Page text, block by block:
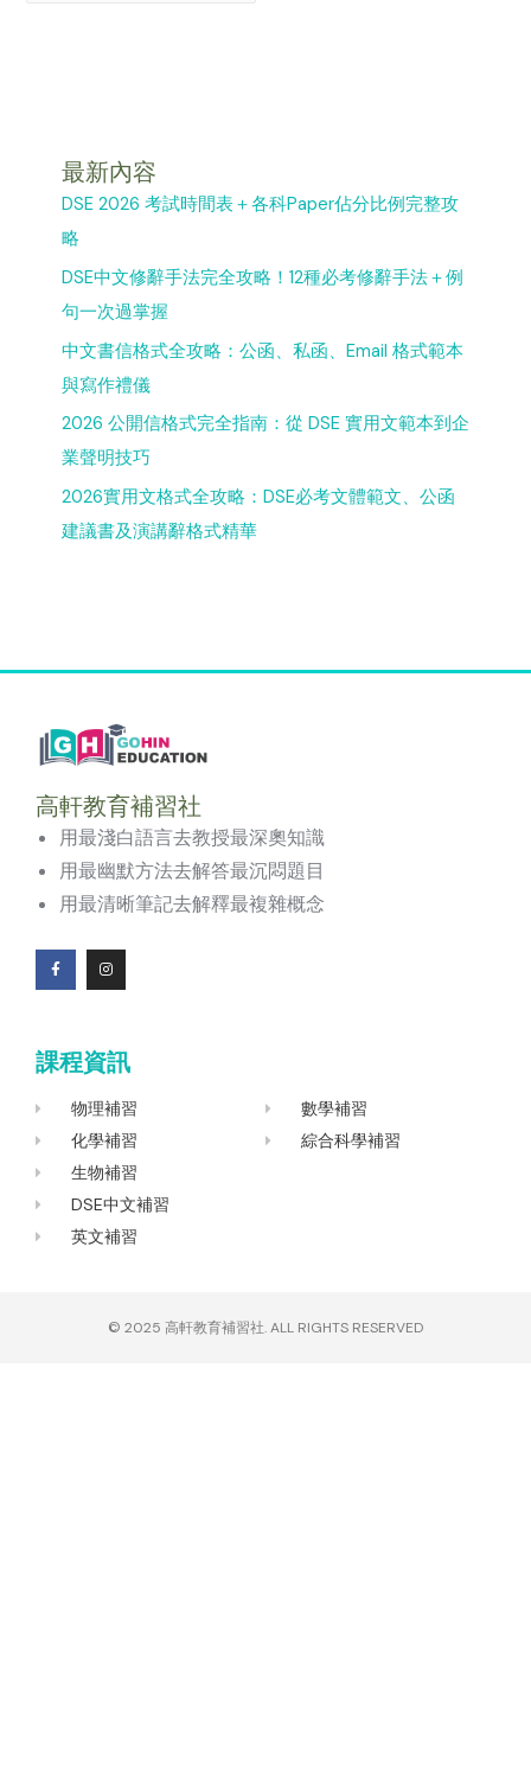
最新內容
DSE 2026 考試時間表＋各科Paper佔分比例完整攻
略
DSE中文修辭手法完全攻略！12種必考修辭手法＋例
句一次過掌握
中文書信格式全攻略：公函、私函、Email 格式範本
與寫作禮儀
2026 公開信格式完全指南：從 DSE 實用文範本到企
業聲明技巧
2026實用文格式全攻略：DSE必考文體範文、公函
建議書及演講辭格式精華
高軒教育補習社
用最淺白語言去教授最深奧知識
用最幽默方法去解答最沉悶題目
用最清晰筆記去解釋最複雜概念
F
a
o
o
I
n
g
r
a
課程資訊
物理補習
化學補習
生物補習
DSE中文補習
英文補習
數學補習
綜合科學補習
© 2025 高軒教育補習社. ALL RIGHTS RESERVED